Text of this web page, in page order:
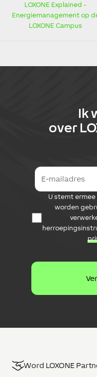
LOXONE Explained -
Energiemanagement op
LOXONE Campus
Ik
over
U stemt
worden
Word LOXONE